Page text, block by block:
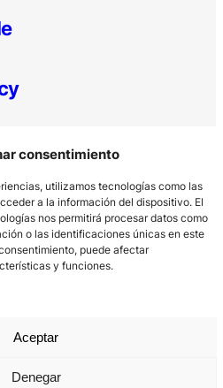
consentimiento
utilizamos tecnologías como las
a la información del dispositivo. El
nos permitirá procesar datos como
o las identificaciones únicas en este
puede afectar
y funciones.
Aceptar
Denegar